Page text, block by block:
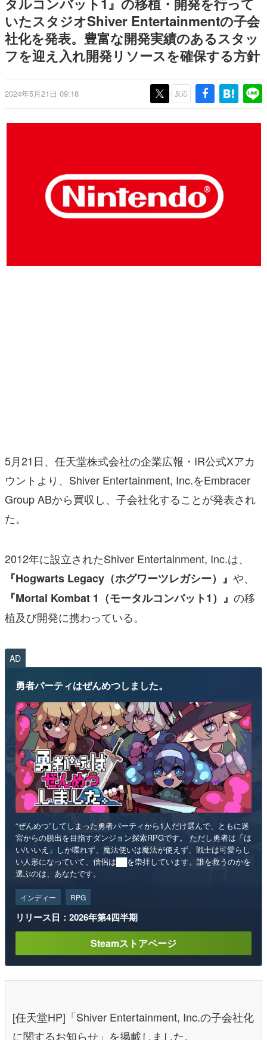
日本モバイルゲーム産業史
日本のモバイルゲーム史における主要なトピック・タイト
ルを網羅するほか、開発者へのインタビューや識者による
解説を掲載。約20年の歴史が一望できる決定版！
若ゲのいたり〜ゲームクリエイターの青春〜
一先生によるゲーム業界レポートマンガです。
なんでゲームは面白い？
具体的な形から解き明かしていく、硬派で骨太な評論連載
の起源や用法の変遷を、コンピューター文化史研究家・タ
イニーP氏が徹底調査。
カテゴリ
いたスタジオShiver Entertainmentの子会
社化を発表。豊富な開発実績のあるスタッ
フを迎え入れ開発リソースを確保する方針
2024年5月21日 09:18 反応
5月21日、任天堂株式会社の企業広報・IR公式Xアカ
ウントより、Shiver Entertainment, Inc.をEmbracer
Group ABから買収し、子会社化することが発表され
た。
2012年に設立されたShiver Entertainment, Inc.は、
『Hogwarts Legacy（ホグワーツレガシー）』 や、
『Mortal Kombat 1（モータルコンバット1）』 の移
植及び開発に携わっている。
AD
勇者パーティはぜんめつしました。
“ぜんめつ”してしまった勇者パーティから1人だけ選んで、ともに迷
宮からの脱出を目指すダンジョン探索RPGです。 ただし勇者は「は
い/いいえ」しか喋れず、魔法使いは魔法が使えず、戦士は可愛らし
い人形になっていて、僧侶は██を崇拝しています。誰を救うのかを
選ぶのは、あなたです。
インディー RPG
リリース日：2026年第4四半期
Steamストアページ
[任天堂HP]「Shiver Entertainment, Inc.の子会社化
に関するお知らせ」を掲載しました。